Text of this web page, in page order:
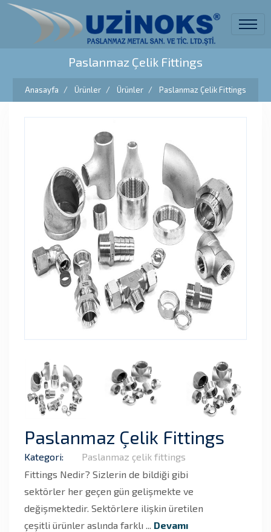
Paslanmaz Çelik Fittings
Anasayfa Ürünler Ürünler Paslanmaz Çelik Fittings
Paslanmaz Çelik Fittings
Kategori:
Paslanmaz çelik fittings
Fittings Nedir? Sizlerin de bildiği gibi
sektörler her geçen gün gelişmekte ve
değişmektedir. Sektörlere ilişkin üretilen
çeşitli ürünler aslında farklı ... Devamı